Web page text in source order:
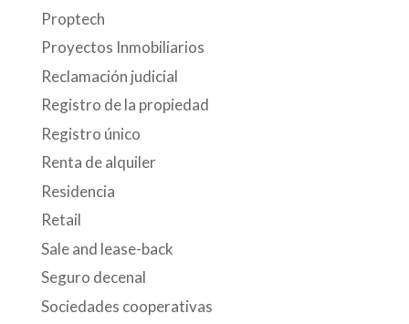
Proptech
Proyectos Inmobiliarios
Reclamación judicial
Registro de la propiedad
Registro único
Renta de alquiler
Residencia
Retail
Sale and lease-back
Seguro decenal
Sociedades cooperativas